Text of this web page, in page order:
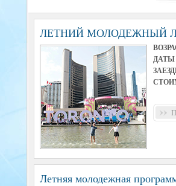
ЛЕТНИЙ МОЛОДЕЖНЫЙ
ДАТЫ
Летняя молодежная